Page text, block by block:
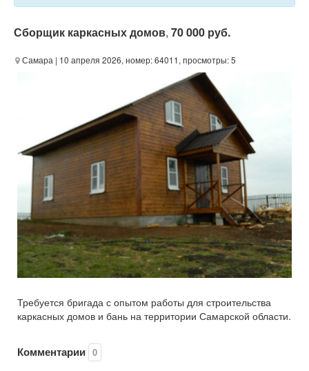
Сборщик каркасных домов, 70 000 руб.
Самара | 10 апреля 2026, номер: 64011, просмотры: 5
Требуется бригада с опытом работы для строительства
каркасных домов и бань на территории Самарской области.
Комментарии 0